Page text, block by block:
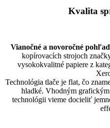
Kvalita
Vianočné a novoročné
kopírovacích strojoch
vysokokvalitné papiere z
Technológia tlače je flat, čo
hladké. Vhodným
technológii vieme docieliť